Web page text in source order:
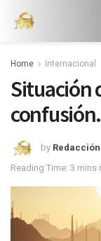
Home Internacional
Situación
confusión.
by Redacción
Reading Time: 3 mins